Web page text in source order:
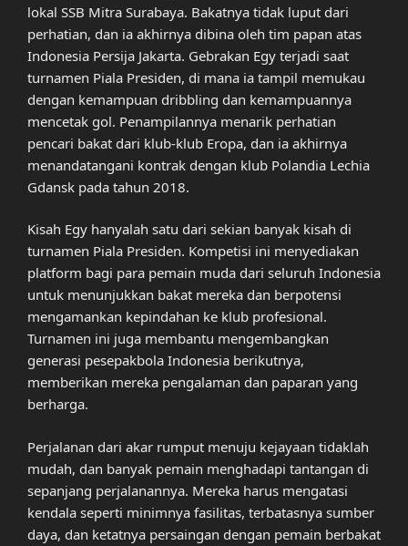
lokal SSB Mitra Surabaya. Bakatnya tidak luput dari
perhatian, dan ia akhirnya dibina oleh tim papan atas
Indonesia Persija Jakarta. Gebrakan Egy terjadi saat
turnamen Piala Presiden, di mana ia tampil memukau
dengan kemampuan dribbling dan kemampuannya
mencetak gol. Penampilannya menarik perhatian
pencari bakat dari klub-klub Eropa, dan ia akhirnya
menandatangani kontrak dengan klub Polandia Lechia
Gdansk pada tahun 2018.
Kisah Egy hanyalah satu dari sekian banyak kisah di
turnamen Piala Presiden. Kompetisi ini menyediakan
platform bagi para pemain muda dari seluruh Indonesia
untuk menunjukkan bakat mereka dan berpotensi
mengamankan kepindahan ke klub profesional.
Turnamen ini juga membantu mengembangkan
generasi pesepakbola Indonesia berikutnya,
memberikan mereka pengalaman dan paparan yang
berharga.
Perjalanan dari akar rumput menuju kejayaan tidaklah
mudah, dan banyak pemain menghadapi tantangan di
sepanjang perjalanannya. Mereka harus mengatasi
kendala seperti minimnya fasilitas, terbatasnya sumber
daya, dan ketatnya persaingan dengan pemain berbakat